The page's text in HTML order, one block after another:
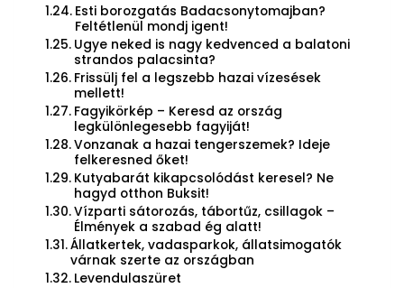
Esti borozgatás Badacsonytomajban?
Feltétlenül mondj igent!
Ugye neked is nagy kedvenced a balatoni
strandos palacsinta?
Frissülj fel a legszebb hazai vízesések
mellett!
Fagyikörkép – Keresd az ország
legkülönlegesebb fagyiját!
Vonzanak a hazai tengerszemek? Ideje
felkeresned őket!
Kutyabarát kikapcsolódást keresel? Ne
hagyd otthon Buksit!
Vízparti sátorozás, tábortűz, csillagok –
Élmények a szabad ég alatt!
Állatkertek, vadasparkok, állatsimogatók
várnak szerte az országban
Levendulaszüret